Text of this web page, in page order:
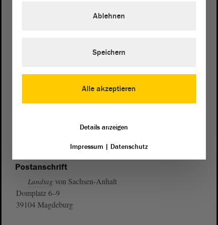
Postanschrift
Landtag von Sachsen-Anhalt
Domplatz 6–9
39104 Magdeburg
Alle akzeptieren
Ablehnen
Speichern
Details anzeigen
Impressum| Datenschutz